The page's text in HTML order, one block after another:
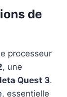
de
processeur
, une
Quest 3.
essentielle